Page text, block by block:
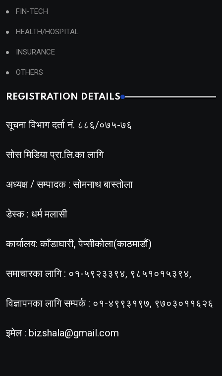
FIN-TECH
HEALTH/HOSPITAL
INSURANCE
OTHERS
REGISTRATION DETAILS
सूचना विभाग दर्ता नं. ८८६/०७५-७६
सोस मिडिया प्रा.लि.का लागि
अध्यक्ष / सम्पादक : सोमनाथ बास्तोला
डेस्क : धर्म मलासी
कार्यालय: काँडाघारी, पेप्सीकोला(काठमाडौं)
समाचारका लागि : ०१-५९२३३९४, ९८५१०१५३९४,
विज्ञापनका लागि सम्पर्क : ०१-४९९३१९७, ९७०३०११६२६
इमेल : bizshala@gmail.com